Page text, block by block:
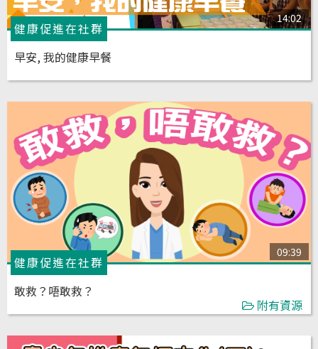
14:02
健康促進在社群
早安, 我的健康早餐
09:39
健康促進在社群
敢救？唔敢救？
附有資源